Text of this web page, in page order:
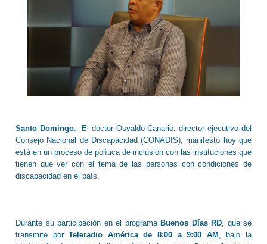
Santo Domingo.- El doctor Osvaldo Canario, director ejecutivo del
Consejo Nacional de Discapacidad (CONADIS), manifestó hoy que
está en un proceso de política de inclusión con las instituciones que
tienen que ver con el tema de las personas con condiciones de
discapacidad en el país.
Durante su participación en el programaBuenos Días RD, que se
transmite porTeleradio América de 8:00 a 9:00 AM , bajo la